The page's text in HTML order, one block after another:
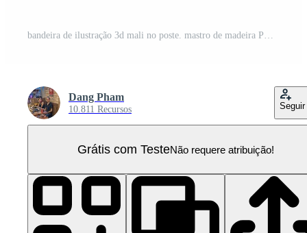
bandeira de ilustração 3d mali no poste. mastro de madeira PNG Pro
Dang Pham
10.811 Recursos Seguir
Grátis com TesteNão requere atribuição!